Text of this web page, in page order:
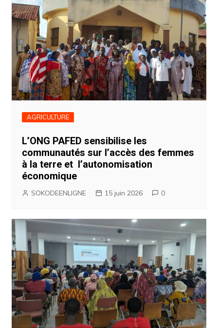
AGRICULTURE
L’ONG PAFED sensibilise les
communautés sur l’accès des femmes
à la terre et l’autonomisation
économique
SOKODEENLIGNE 15 juin 2026 0